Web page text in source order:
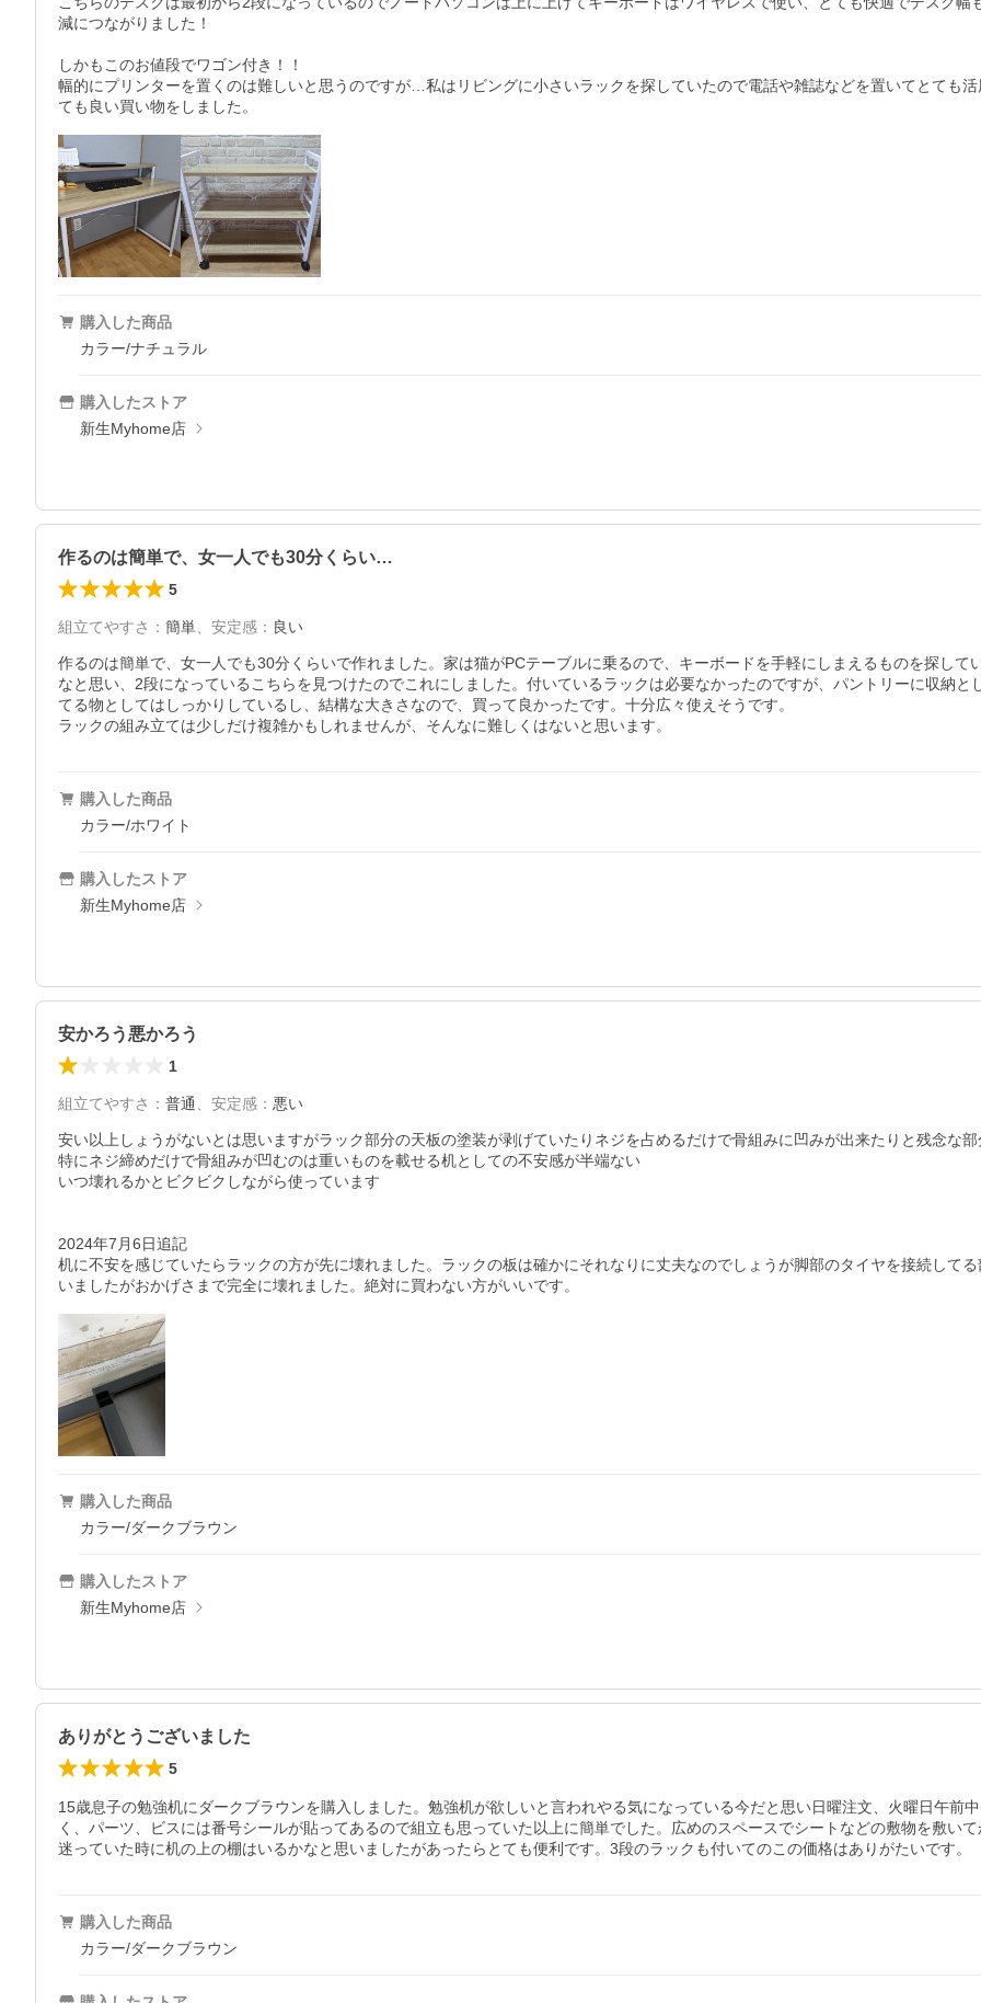
減につながりました！
しかもこのお値段でワゴン付き！！
幅的にプリンターを置くのは難しいと思うのですが…私はリビングに小さいラックを探していたので電話や雑誌などを置いてとても
ても良い買い物をしました。
購入した商品
カラー/ナチュラル
購入したストア
新生Myhome店
作るのは簡単で、女一人でも30分くらい…
5
組立てやすさ ： 簡単、 安定感 ： 良い
作るのは簡単で、女一人でも30分くらいで作れました。家は猫がPCテーブルに乗るので、キーボードを手軽にしまえるものを探し
なと思い、2段になっているこちらを見つけたのでこれにしました。付いているラックは必要なかったのですが、パントリーに収納
てる物としてはしっかりしているし、結構な大きさなので、買って良かったです。十分広々使えそうです。
ラックの組み立ては少しだけ複雑かもしれませんが、そんなに難しくはないと思います。
購入した商品
カラー/ホワイト
購入したストア
新生Myhome店
安かろう悪かろう
1
組立てやすさ ： 普通 、 安定感 ： 悪い
安い以上しょうがないとは思いますがラック部分の天板の塗装が剥げていたりネジを占めるだけで骨組みに凹みが出来たりと残念な
特にネジ締めだけで骨組みが凹むのは重いものを載せる机としての不安感が半端ない
いつ壊れるかとビクビクしながら使っています
2024年7月6日追記
机に不安を感じていたらラックの方が先に壊れました。ラックの板は確かにそれなりに丈夫なのでしょうが脚部のタイヤを接続して
いましたがおかげさまで完全に壊れました。絶対に買わない方がいいです。
購入した商品
カラー/ダークブラウン
購入したストア
新生Myhome店
ありがとうございました
5
15歳息子の勉強机にダークブラウンを購入しました。勉強机が欲しいと言われやる気になっている今だと思い日曜注文、火曜日午前
く、パーツ、ビスには番号シールが貼ってあるので組立も思っていた以上に簡単でした。広めのスペースでシートなどの敷物を敷い
迷っていた時に机の上の棚はいるかなと思いましたがあったらとても便利です。3段のラックも付いてのこの価格はありがたいです。
購入した商品
カラー/ダークブラウン